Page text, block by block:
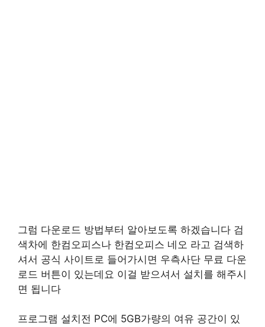
그럼 다운로드 방법부터 알아보도록 하겠습니다 검
색차에 한컴오피스나 한컴오피스 네오 라고 검색하
셔서 공식 사이트로 들어가시면 우측사단 무료 다운
로드 버튼이 있는데요 이걸 받으셔서 설치를 해주시
면 됩니다
프로그램 설치전 PC에 5GB가량의 여유 공간이 있